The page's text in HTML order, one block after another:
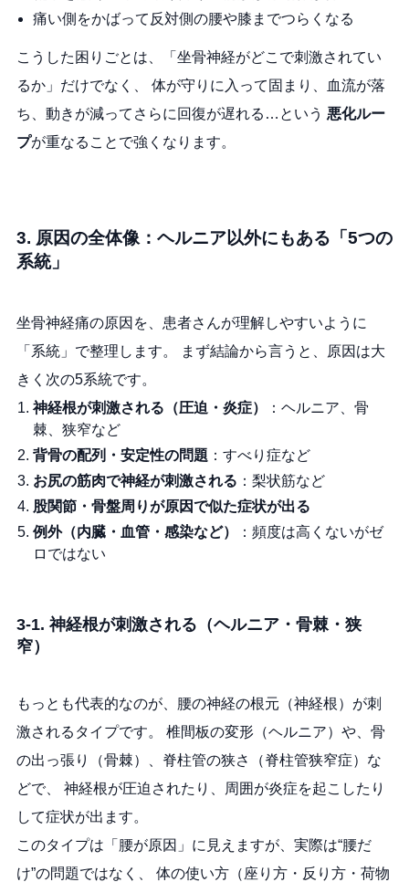
痛い側をかばって反対側の腰や膝までつらくなる
こうした困りごとは、「坐骨神経がどこで刺激されてい
るか」だけでなく、 体が守りに入って固まり、血流が落
ち、動きが減ってさらに回復が遅れる…という 悪化ルー
プが重なることで強くなります。
3. 原因の全体像：ヘルニア以外にもある「5つの
系統」
坐骨神経痛の原因を、患者さんが理解しやすいように
「系統」で整理します。 まず結論から言うと、原因は大
きく次の5系統です。
神経根が刺激される（圧迫・炎症）
：ヘルニア、骨
棘、狭窄など
背骨の配列・安定性の問題 ：すべり症など
お尻の筋肉で神経が刺激される ：梨状筋など
股関節・骨盤周りが原因で似た症状が出る
例外（内臓・血管・感染など）
：頻度は高くないがゼ
ロではない
3-1. 神経根が刺激される（ヘルニア・骨棘・狭
窄）
もっとも代表的なのが、腰の神経の根元（神経根）が刺
激されるタイプです。 椎間板の変形（ヘルニア）や、骨
の出っ張り（骨棘）、脊柱管の狭さ（脊柱管狭窄症）な
どで、 神経根が圧迫されたり、周囲が炎症を起こしたり
して症状が出ます。
このタイプは「腰が原因」に見えますが、実際は“腰だ
け”の問題ではなく、 体の使い方（座り方・反り方・荷物